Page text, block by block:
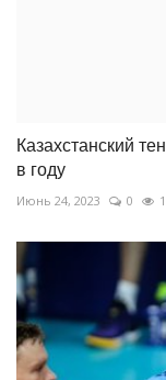
Казахстанский
в году
Июнь 24, 2023 0